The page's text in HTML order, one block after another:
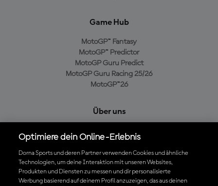
Game Hub
MotoGP™ Fantasy
MotoGP™ Predictor
MotoGP Guru Predict
MotoGP Guru Racing 25/26
MotoGP™26
Über uns
Cookie-Richtlinien
Geschäftsbedingungen
Datenschutzrichtlinien
Kaufrichtlinie
Optimiere dein Online-Erlebnis
Dorna Sports und deren Partner verwenden Cookies und ähnliche
Technologien, um deine Interaktion mit unseren Websites,
Produkten und Diensten zu messen und dir personalisierte
Werbung basierend auf deinem Profil anzuzeigen, das aus deinen